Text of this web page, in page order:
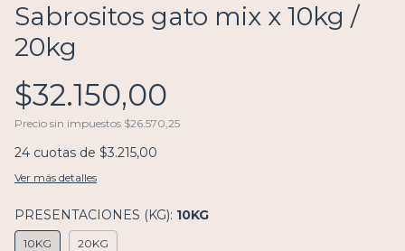
Sabrositos gato mix x 10kg /
20kg
$32.150,00
Precio sin impuestos $26.570,25
24 cuotas de $3.215,00
Ver más detalles
PRESENTACIONES (KG): 10KG
10KG 20KG